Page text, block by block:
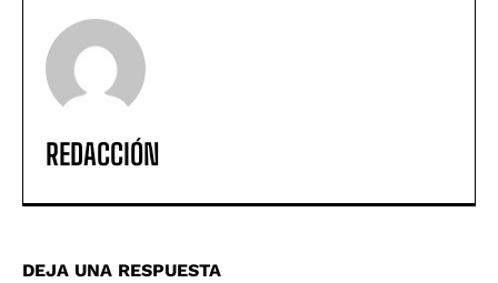
REDACCIÓN
DEJA UNA RESPUESTA